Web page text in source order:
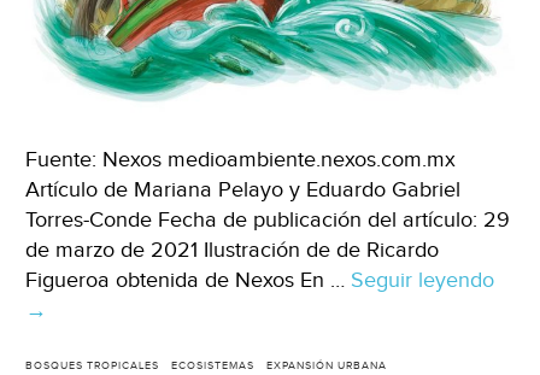
Fuente: Nexos medioambiente.nexos.com.mx
Artículo de Mariana Pelayo y Eduardo Gabriel
Torres-Conde Fecha de publicación del artículo: 29
de marzo de 2021 Ilustración de de Ricardo
Figueroa obtenida de Nexos En … Seguir leyendo
→
BOSQUES TROPICALES ECOSISTEMAS EXPANSIÓN URBANA